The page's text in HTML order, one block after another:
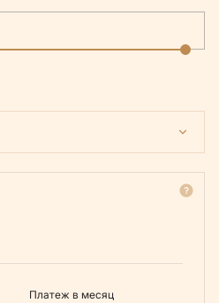
Платеж в месяц